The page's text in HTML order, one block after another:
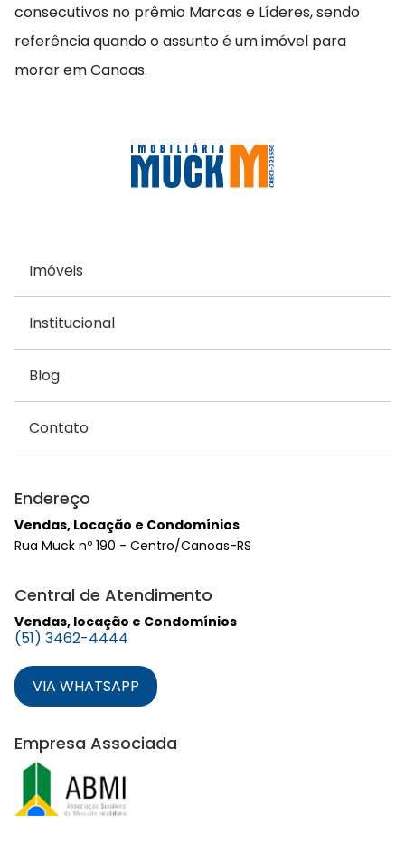
consecutivos no prêmio Marcas e Líderes, sendo
referência quando o assunto é um imóvel para
morar em Canoas.
Imóveis
Institucional
Blog
Contato
Endereço
Vendas, Locação e Condomínios
Rua Muck nº 190 - Centro/Canoas-RS
Central de Atendimento
Vendas, locação e Condomínios
(51) 3462-4444
VIA WHATSAPP
Empresa Associada